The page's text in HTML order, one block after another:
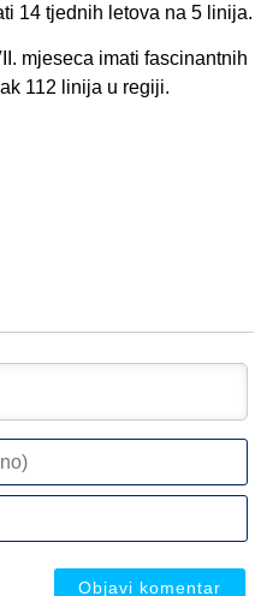
14 tjednih letova na 5 linija.
mjeseca imati fascinantnih
112 linija u regiji.